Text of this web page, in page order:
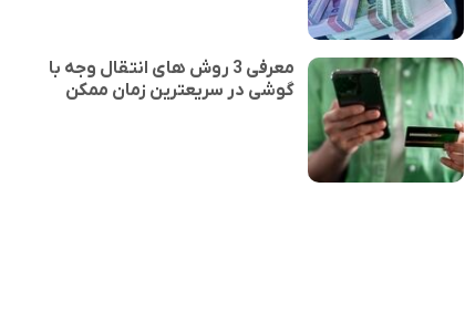
معرفی 3 روش های انتقال وجه با
گوشی در سریعترین زمان ممکن